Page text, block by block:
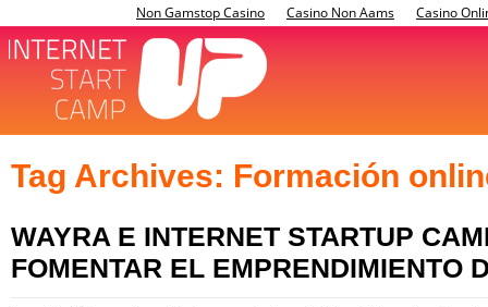
Non Gamstop Casino Casino Non Aams Casino
Tag Archives: Formación
WAYRA E INTERNET STARTUP
FOMENTAR EL EMPRENDIMIENTO